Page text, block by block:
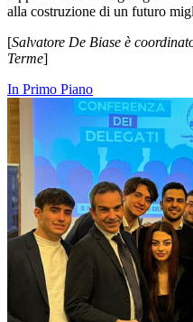
alla costruzione di un futuro
[Salvatore De Biase è
Terme]
In Primo Piano